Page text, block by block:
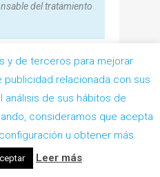
del tratamiento
Pedir Cita
y de terceros para mejorar
relacionada con sus
de sus hábitos de
consideramos que acepta
u obtener más
Leer más.